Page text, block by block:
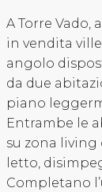
A Torre Vado,
in vendita
angolo
da due
piano
Entrambe le
su zona living
letto,
Completano